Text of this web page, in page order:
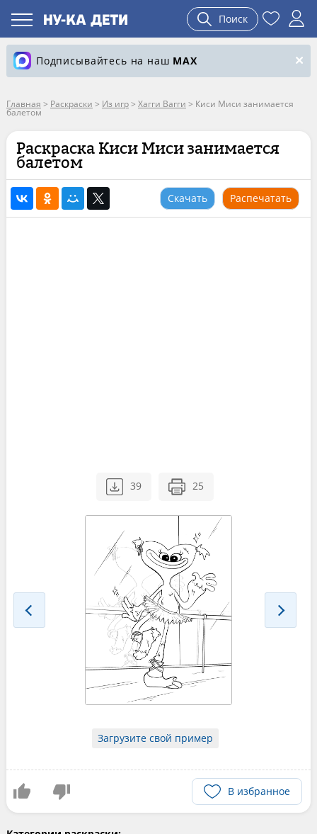
Поиск
Подписывайтесь на наш MAX
Главная > Раскраски > Из игр> Хагги Вагги > Киси Миси занимается
балетом
Раскраска Киси Миси занимается
балетом
Скачать Распечатать
39 25
Загрузите свой пример
В избранное